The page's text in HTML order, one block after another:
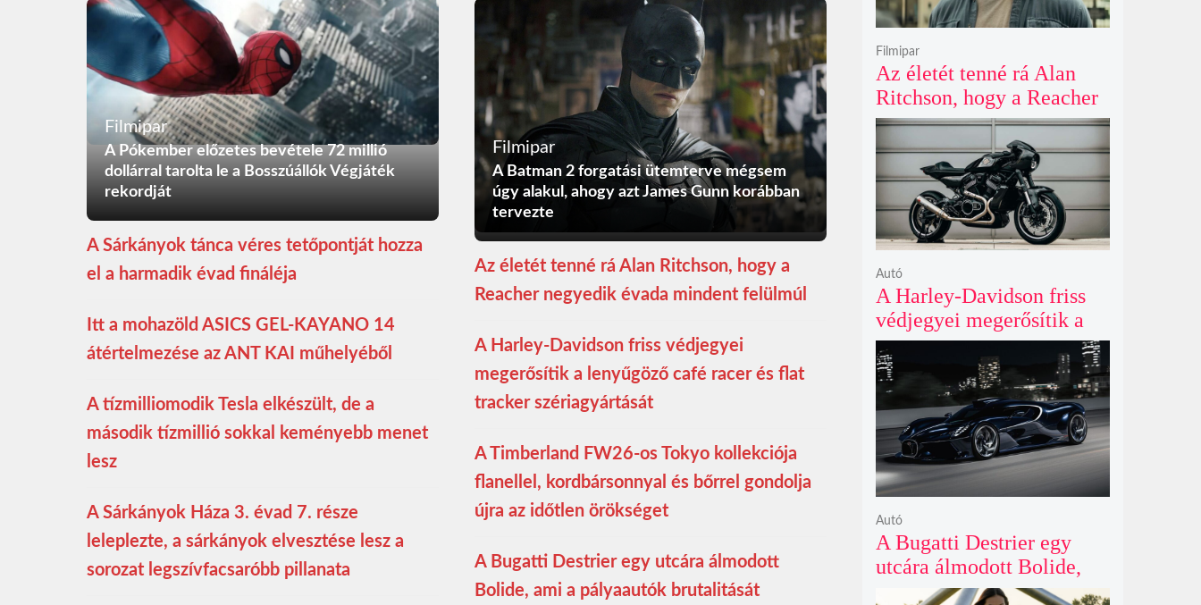
Filmipar
A Pókember előzetes bevétele 72 millió
dollárral tarolta le a Bosszúállók Végjáték
rekordját
A Sárkányok tánca véres tetőpontját hozza
el a harmadik évad fináléja
Itt a mohazöld ASICS GEL-KAYANO 14
átértelmezése az ANT KAI műhelyéből
A tízmilliomodik Tesla elkészült, de a
második tízmillió sokkal keményebb menet
lesz
A Sárkányok Háza 3. évad 7. része
leleplezte, a sárkányok elvesztése lesz a
sorozat legszívfacsaróbb pillanata
Filmipar
A Batman 2 forgatási ütemterve mégsem
úgy alakul, ahogy azt James Gunn korábban
tervezte
Az életét tenné rá Alan Ritchson, hogy a
Reacher negyedik évada mindent felülmúl
A Harley-Davidson friss védjegyei
megerősítik a lenyűgöző café racer és flat
tracker szériagyártását
A Timberland FW26-os Tokyo kollekciója
flanellel, kordbársonnyal és bőrrel gondolja
újra az időtlen örökséget
A Bugatti Destrier egy utcára álmodott
Bolide, ami a pályaautók brutalitását
Az életét tenné rá Alan
Ritchson, hogy a Reacher
negyedik évada mindent
felülmúl
Filmipar
A Harley-Davidson friss
védjegyei megerősítik a
lenyűgöző café racer és
flat tracker szériagyártását
Autó
A Bugatti Destrier egy
utcára álmodott Bolide,
ami a pályaautók
Autó